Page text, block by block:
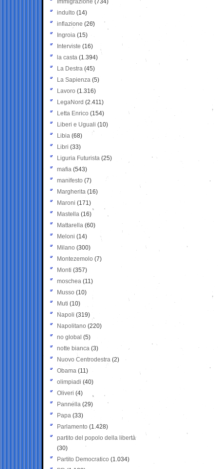
Immigrazione (734)
indulto (14)
inflazione (26)
Ingroia (15)
Interviste (16)
la casta (1.394)
La Destra (45)
La Sapienza (5)
Lavoro (1.316)
LegaNord (2.411)
Letta Enrico (154)
Liberi e Uguali (10)
Libia (68)
Libri (33)
Liguria Futurista (25)
mafia (543)
manifesto (7)
Margherita (16)
Maroni (171)
Mastella (16)
Mattarella (60)
Meloni (14)
Milano (300)
Montezemolo (7)
Monti (357)
moschea (11)
Musso (10)
Muti (10)
Napoli (319)
Napolitano (220)
no global (5)
notte bianca (3)
Nuovo Centrodestra (2)
Obama (11)
olimpiadi (40)
Oliveri (4)
Pannella (29)
Papa (33)
Parlamento (1.428)
partito del popolo della libertà
(30)
Partito Democratico (1.034)